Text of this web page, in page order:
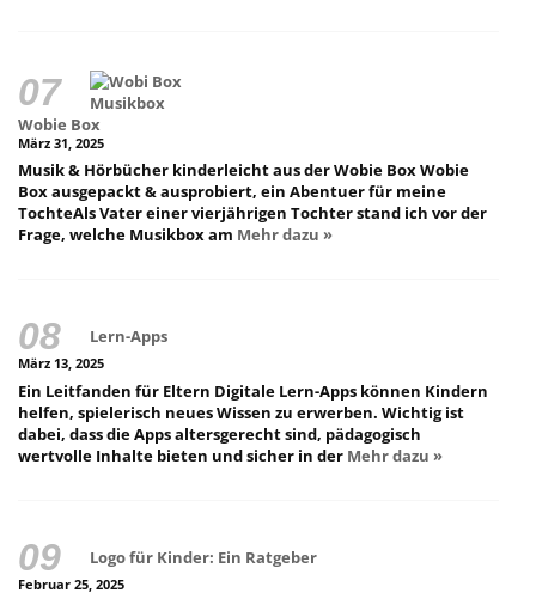
Wobie Box
März 31, 2025
Musik & Hörbücher kinderleicht aus der Wobie Box Wobie
Box ausgepackt & ausprobiert, ein Abentuer für meine
TochteAls Vater einer vierjährigen Tochter stand ich vor der
Frage, welche Musikbox am Mehr dazu »
Lern-Apps
März 13, 2025
Ein Leitfanden für Eltern Digitale Lern-Apps können Kindern
helfen, spielerisch neues Wissen zu erwerben. Wichtig ist
dabei, dass die Apps altersgerecht sind, pädagogisch
wertvolle Inhalte bieten und sicher in der Mehr dazu »
Logo für Kinder: Ein Ratgeber
Februar 25, 2025